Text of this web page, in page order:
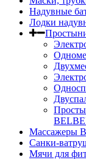
Надувные
Лодки
Массажеры
Санки-
Мячи для